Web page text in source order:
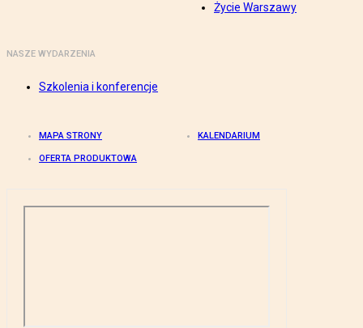
Życie Warszawy
NASZE WYDARZENIA
Szkolenia i konferencje
MAPA STRONY KALENDARIUM
OFERTA PRODUKTOWA